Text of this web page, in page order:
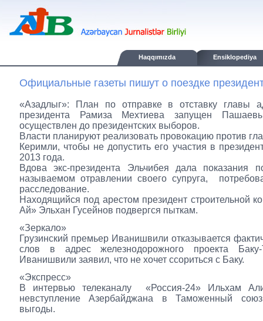
Haqqımızda Ensiklopediya
Официальные газеты пишут о поездке
«Азадлыг»: План по отправке в отставку главы
президента Рамиза Мехтиева запущен
осуществлен до президентских выборов.
Власти планируют реализовать провокацию против
Керимли, чтобы не допустить его участия в
2013 года.
Вдова экс-президента Эльчибея дала показания
называемом отравлении своего супруга,
расследование.
Находящийся под арестом президент строительной
Ай» Эльхан Гусейнов подвергся пыткам.
«Зеркало»
Грузинский премьер Иванишвили отказывается
слов в адрес железнодорожного проекта Баку-
Иванишвили заявил, что не хочет ссориться с Баку.
«Экспресс»
В интервью телеканалу «Россия-24» Ильхам
невступление Азербайджана в Таможенный союз
выгоды.